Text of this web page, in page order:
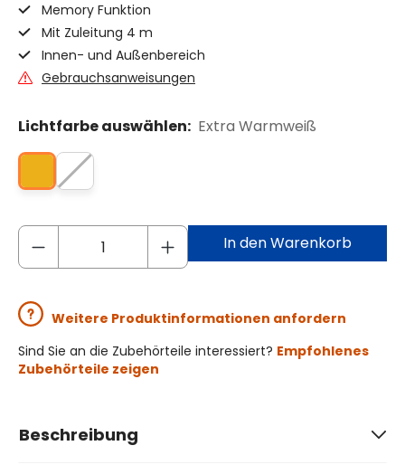
Memory Funktion
Mit Zuleitung 4 m
Innen- und Außenbereich
Gebrauchsanweisungen
Lichtfarbe auswählen: Extra Warmweiß
In den Warenkorb
Weitere Produktinformationen anfordern
Sind Sie an die Zubehörteile interessiert? Empfohlenes
Zubehörteile zeigen
Beschreibung